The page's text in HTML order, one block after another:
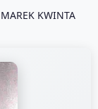
MAREK KWINTA